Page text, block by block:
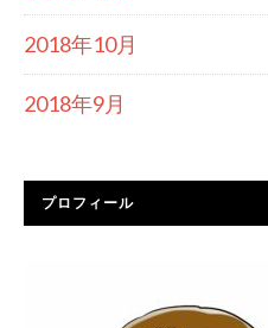
2018年10月
2018年9月
プロフィール